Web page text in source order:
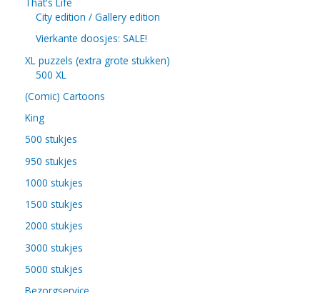
City edition / Gallery edition
Vierkante doosjes: SALE!
XL puzzels (extra grote stukken)
500 XL
(Comic) Cartoons
King
500 stukjes
950 stukjes
1000 stukjes
1500 stukjes
2000 stukjes
3000 stukjes
5000 stukjes